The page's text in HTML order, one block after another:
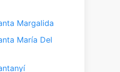
Margalida
María Del